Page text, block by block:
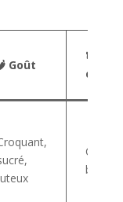
Goût
🍽️